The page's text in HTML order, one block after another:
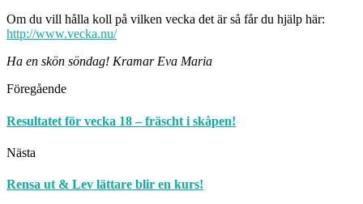
Om du vill hålla koll på vilken vecka det är så får du hjälp här:
http://www.vecka.nu/
Ha en skön söndag! Kramar Eva Maria
Föregående
Resultatet för vecka 18 – fräscht i skåpen!
Nästa
Rensa ut & Lev lättare blir en kurs!